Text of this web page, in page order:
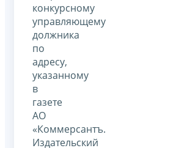
конкурсному
управляющему
должника
по
адресу,
указанному
в
газете
АО
«Коммерсантъ.
Издательский